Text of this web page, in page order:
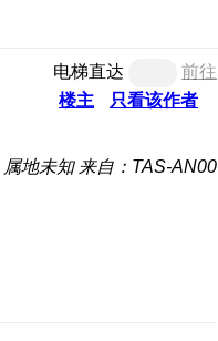
电梯直达
前往
楼主
只看该作者
属地未知 来自：TAS-AN00